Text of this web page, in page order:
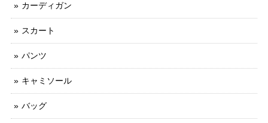
カーディガン
スカート
パンツ
キャミソール
バッグ